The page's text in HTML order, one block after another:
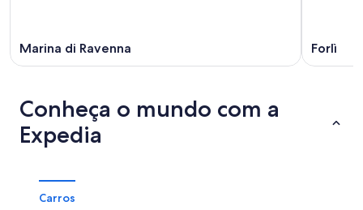
Marina di Ravenna Forlì
Conheça o mundo com a
Expedia
Carros